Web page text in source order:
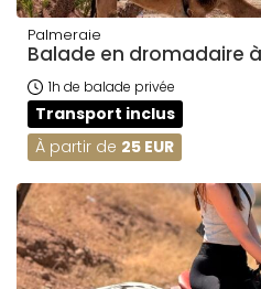
Palmeraie
Balade en dromadaire
1h de balade privée
Transport inclus
À partir de 25 EUR